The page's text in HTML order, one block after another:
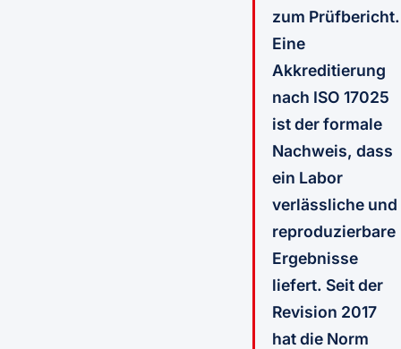
zum Prüfbericht.
Eine
Akkreditierung
nach ISO 17025
ist der formale
Nachweis, dass
ein Labor
verlässliche und
reproduzierbare
Ergebnisse
liefert. Seit der
Revision 2017
hat die Norm